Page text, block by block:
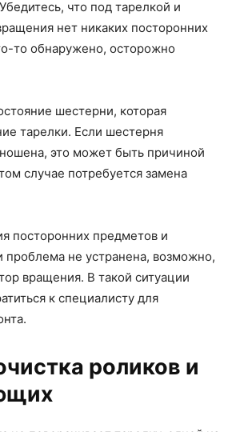
что под тарелкой и
нет никаких посторонних
то обнаружено, осторожно
шестерни, которая
тарелки. Если шестерня
это может быть причиной
случае потребуется замена
посторонних предметов и
проблема не устранена, возможно,
вращения. В такой ситуации
к специалисту для
роликов и